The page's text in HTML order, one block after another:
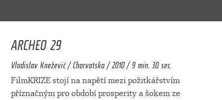
ARCHEO 29
Vladislav Knežević / Chorvatsko / 2010 / 9 min. 30 sec.
FilmKRIZE stojí na napětí mezi požitkářstvím
příznačným pro období prosperity a šokem ze